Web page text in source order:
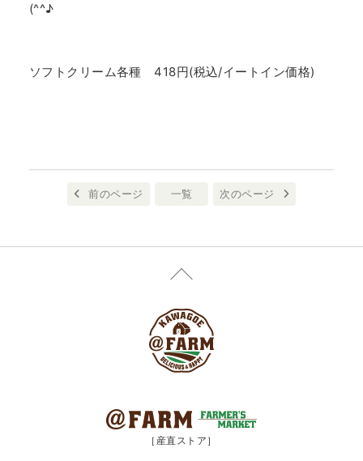
(^^♪
ソフトクリーム各種 418円(税込/イートイン価格)
前のページ 一覧 次のページ
［産直ストア］